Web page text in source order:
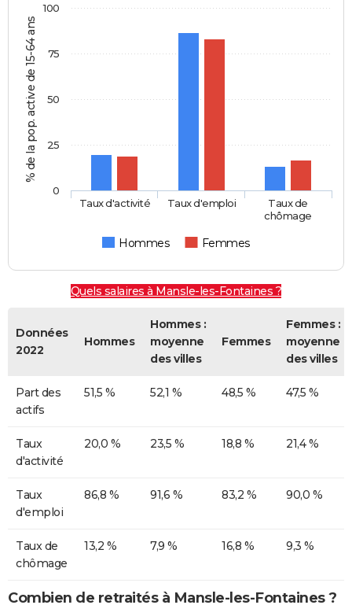
% de la pop. active de 15-64 ans
Hommes Femmes
Taux d'activité Taux d'emploi
Taux de
chômage
0
25
50
75
100
Quels salaires à Mansle-les-Fontaines ?
Données
2022
Hommes
Hommes :
moyenne
des villes
Femmes
Femmes :
moyenne
des villes
Part des
actifs
51,5 % 52,1 % 48,5 % 47,5 %
Taux
d'activité
20,0 % 23,5 % 18,8 % 21,4 %
Taux
d'emploi
86,8 % 91,6 % 83,2 % 90,0 %
Taux de
chômage
13,2 % 7,9 % 16,8 % 9,3 %
Combien de retraités à Mansle-les-Fontaines ?